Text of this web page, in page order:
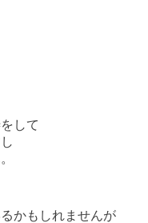
して
かもしれませんが